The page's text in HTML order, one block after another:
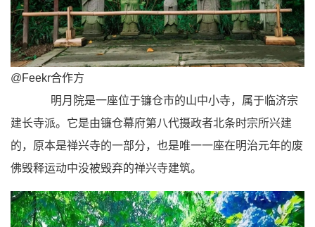
@Feekr合作方
明月院是一座位于镰仓市的山中小寺，属于临济宗
建长寺派。它是由镰仓幕府第八代摄政者北条时宗所兴建
的，原本是禅兴寺的一部分，也是唯一一座在明治元年的废
佛毁释运动中没被毁弃的禅兴寺建筑。